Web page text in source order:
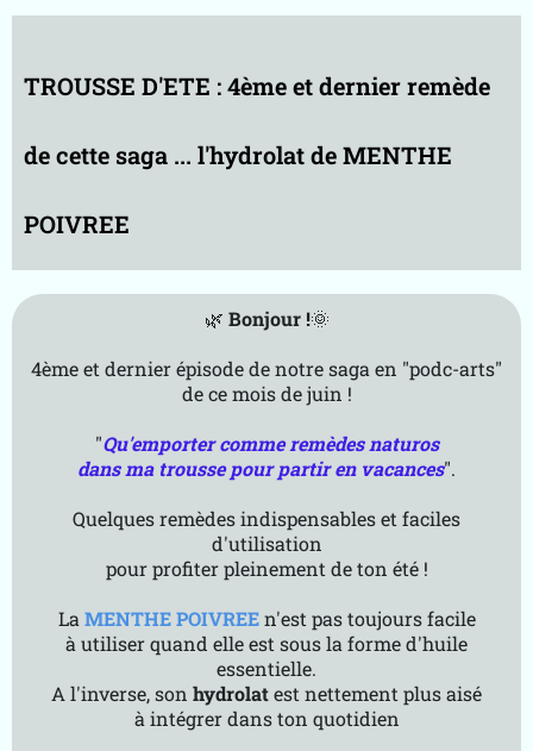
TROUSSE D'ETE : 4ème et dernier remède
de cette saga ... l'hydrolat de MENTHE
POIVREE
🌿 Bonjour !🌞
4ème et dernier épisode de notre saga en "podc-arts"
de ce mois de juin !
"Qu'emporter comme remèdes naturos
dans ma trousse pour partir en vacances".
Quelques remèdes indispensables et faciles
d'utilisation
pour profiter pleinement de ton été !
LaMENTHE POIVREEn'est pas toujours facile
à utiliser quand elle est sous la forme d'huile
essentielle.
A l'inverse, son hydrolatest nettement plus aisé
à intégrer dans ton quotidien